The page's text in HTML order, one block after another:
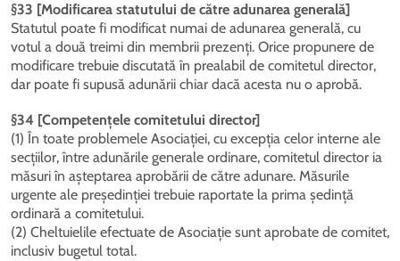
§33 [Modificarea statutului de către adunarea generală]
Statutul poate fi modificat numai de adunarea generală, cu
votul a două treimi din membrii prezenți. Orice propunere de
modificare trebuie discutată în prealabil de comitetul director,
dar poate fi supusă adunării chiar dacă acesta nu o aprobă.
§34 [Competențele comitetului director]
(1) În toate problemele Asociației, cu excepția celor interne ale
secțiilor, între adunările generale ordinare, comitetul director ia
măsuri în așteptarea aprobării de către adunare. Măsurile
urgente ale președinției trebuie raportate la prima ședință
ordinară a comitetului.
(2) Cheltuielile efectuate de Asociație sunt aprobate de comitet,
inclusiv bugetul total.